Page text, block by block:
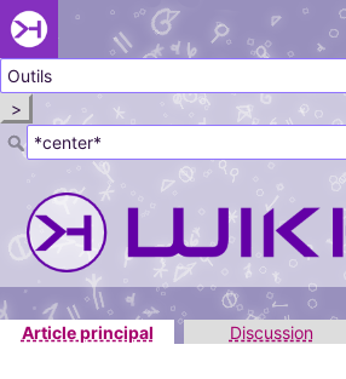
Passer le
menu
Khaganat
Retour
au début
du menu
Khaganat
>
Article principal Discussion